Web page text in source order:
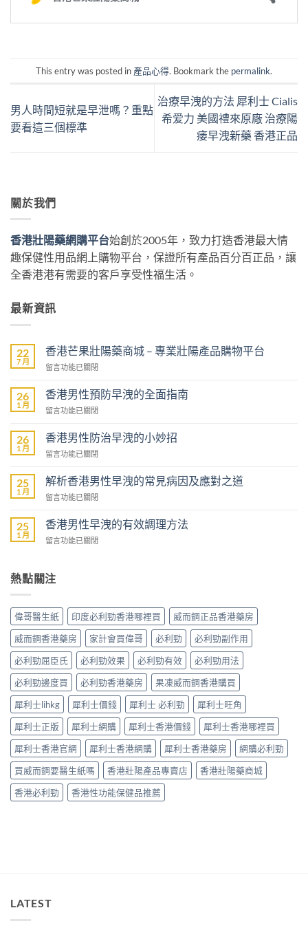
This entry was posted in 產品心得. Bookmark the permalink.
男人時間短就是早泄嗎？重點
要看這三個標準
治療早洩的方法 犀利士 Cialis
希爱力 美國禮來原廠 治療陽
痿早洩新藥 香港正品
關於我們
香港壯陽藥網購平台始創於2005年，致力打造香港最大情
趣保健性用品網上購物平台，保證所有產品百分百正品，讓
全香港港有需要的客戶享受性福生活。
最新資訊
22
7 月
香港芒果壯陽藥商城 – 專業壯陽產品購物平台
在
港
芒
果
陽
藥
商
–
專
壯
陽
產
物
中
留言功能已關閉
26
1 月
香港男性預防早洩的全面指南
在
港
男
性
防
早
洩
全
面
中
留言功能已關閉
26
1 月
香港男性防治早洩的小妙招
在
港
男
性
治
早
洩
妙
留言功能已關閉
25
1 月
解析香港男性早洩的常見病因及應對之道
在
析
香
港
早
常
見
病
因
及
應
對
之
道〉
中
留言功能已關閉
25
1 月
香港男性早洩的有效調理方法
在
男
性
洩
的
有
效
調
理
方
法〉
中
留言功能已關閉
熱點關注
偉哥醫生紙 印度必利勁香港哪裡買
威而鋼正品香港藥房
威而鋼香港藥房
家計會買偉哥 必利勁
必利勁副作用
必利勁屈臣氏
必利勁效果 必利勁有效
必利勁用法
必利勁邊度買
必利勁香港藥房
果凍威而鋼香港購買
犀利士lihkg
犀利士價錢 犀利士 必利勁
犀利士旺角
犀利士正版
犀利士網購 犀利士香港價錢
犀利士香港哪裡買
犀利士香港官網
犀利士香港網購 犀利士香港藥房
網購必利勁
買威而鋼要醫生紙嗎
香港壯陽產品專賣店
香港壯陽藥商城
香港必利勁
香港性功能保健品推薦
LATEST